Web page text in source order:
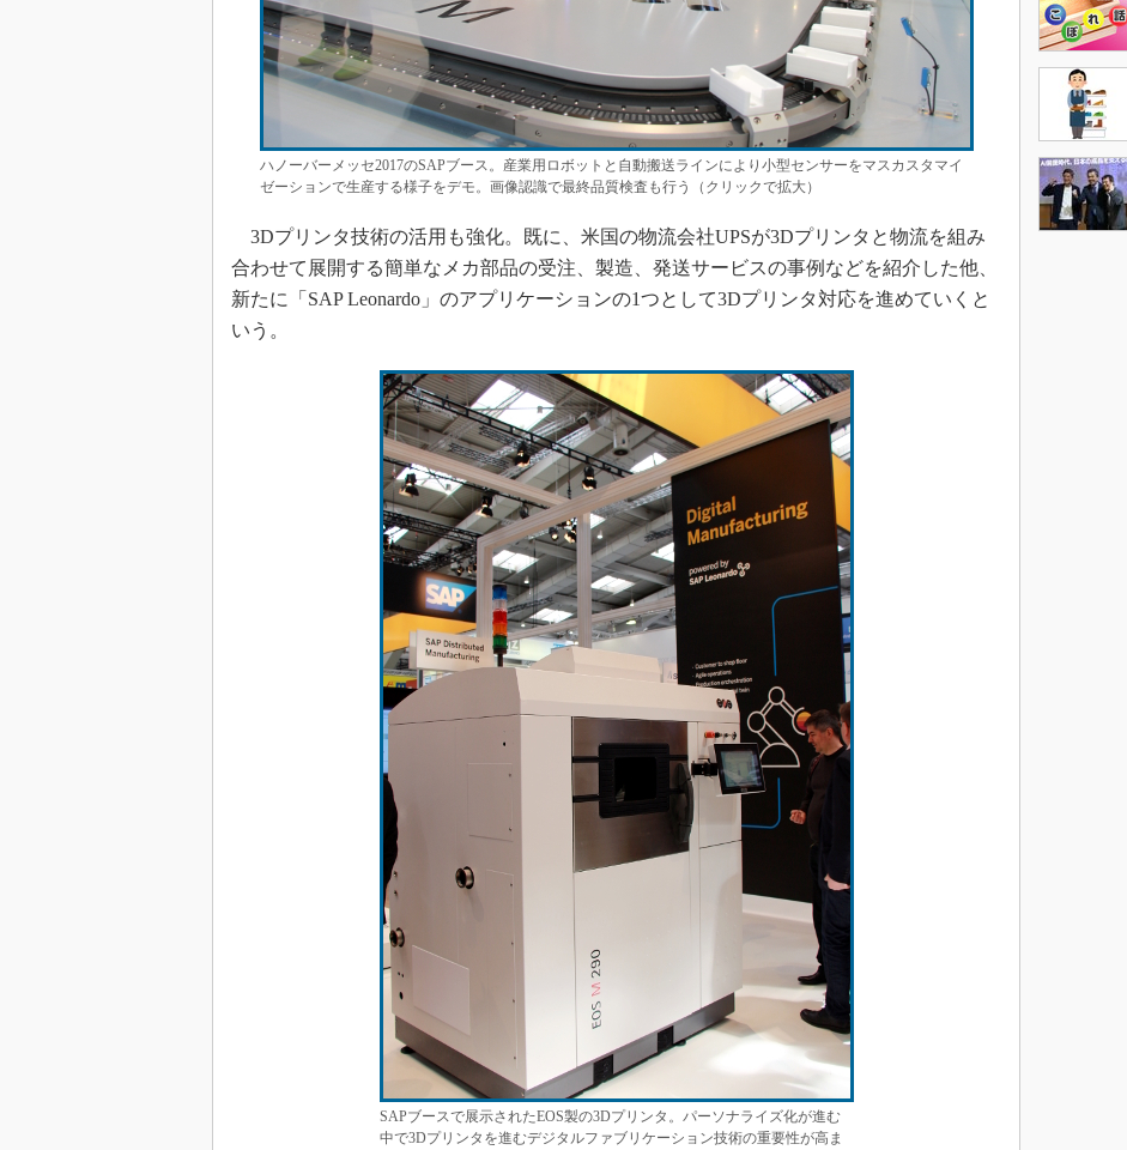
ハノーバーメッセ2017のSAPブース。産業用ロボットと自動搬送ラインにより小型センサーをマスカスタマイ
ゼーションで生産する様子をデモ。画像認識で最終品質検査も行う（クリックで拡大）
3Dプリンタ技術の活用も強化。既に、米国の物流会社UPSが3Dプリンタと物流を組み
合わせて展開する簡単なメカ部品の受注、製造、発送サービスの事例などを紹介した他、
新たに「SAP Leonardo」のアプリケーションの1つとして3Dプリンタ対応を進めていくと
いう。
SAPブースで展示されたEOS製の3Dプリンタ。パーソナライズ化が進む
中で3Dプリンタを進むデジタルファブリケーション技術の重要性が高ま